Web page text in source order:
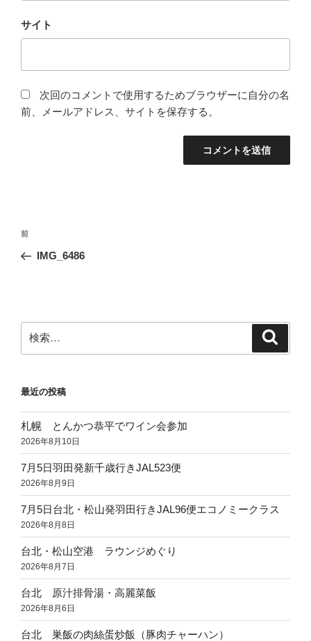
サイト
次回のコメントで使用するためブラウザーに自分の名
前、メールアドレス、サイトを保存する。
投
ナ
ー
シ
前
の
前
IMG_6486
索:
最近の投稿
札幌 とんかつ恭平でワイン会参加
2026年8月10日
7月5日羽田発新千歳行きJAL523便
2026年8月9日
7月5日台北・松山発羽田行きJAL96便エコノミークラス
2026年8月8日
台北・松山空港 ラウンジめぐり
2026年8月7日
台北 原汁排骨湯・高麗菜飯
2026年8月6日
台北 巣飯の肉絲蛋炒飯（豚肉チャーハン）